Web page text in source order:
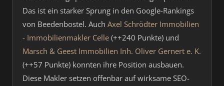
Das ist ein starker Sprung in den Google-Rankings
von Beedenbostel. Auch Axel Schrödter Immobilien
- Immobilienmakler Celle (++240 Punkte) und
Marsch & Geest Immobilien Inh. Oliver Gernert e. K.
(++57 Punkte) konnten ihre Position ausbauen.
Diese Makler setzen offenbar auf wirksame SEO-